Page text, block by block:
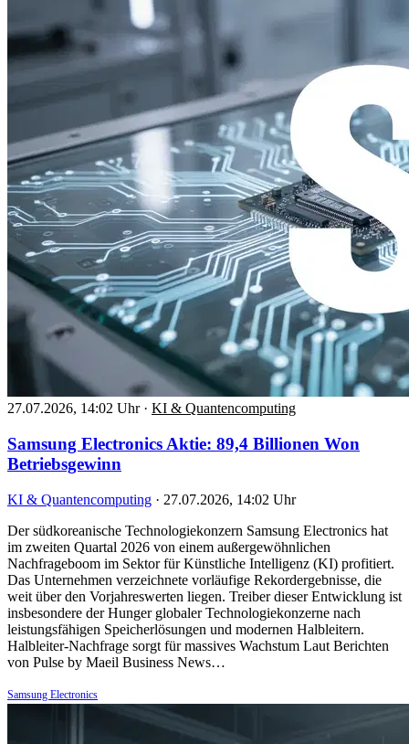
27.07.2026, 14:02 Uhr · KI & Quantencomputing
Samsung Electronics Aktie: 89,4 Billionen Won
Betriebsgewinn
KI & Quantencomputing · 27.07.2026, 14:02 Uhr
Der südkoreanische Technologiekonzern Samsung Electronics hat
im zweiten Quartal 2026 von einem außergewöhnlichen
Nachfrageboom im Sektor für Künstliche Intelligenz (KI) profitiert.
Das Unternehmen verzeichnete vorläufige Rekordergebnisse, die
weit über den Vorjahreswerten liegen. Treiber dieser Entwicklung ist
insbesondere der Hunger globaler Technologiekonzerne nach
leistungsfähigen Speicherlösungen und modernen Halbleitern.
Halbleiter-Nachfrage sorgt für massives Wachstum Laut Berichten
von Pulse by Maeil Business News…
Samsung Electronics